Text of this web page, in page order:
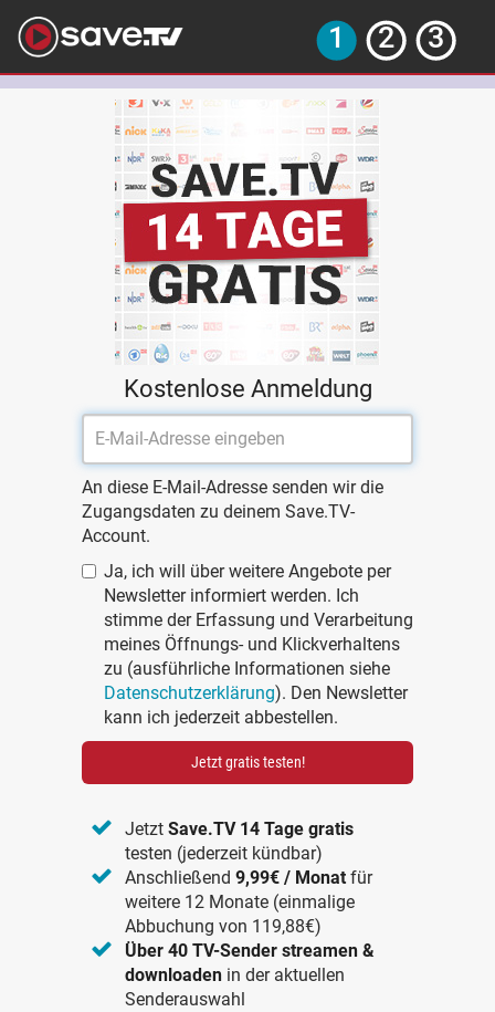
Kostenlose Anmeldung
An diese E-Mail-Adresse senden wir die
Zugangsdaten zu deinem Save.TV-
Account.
Ja, ich will über weitere Angebote per
Newsletter informiert werden. Ich
stimme der Erfassung und Verarbeitung
meines Öffnungs- und Klickverhaltens
zu (ausführliche Informationen siehe
Datenschutzerklärung). Den Newsletter
kann ich jederzeit abbestellen.
Jetzt gratis testen!
JetztSave.TV 14 Tage gratis
testen (jederzeit kündbar)
Anschließend9,99€ / Monat für
weitere 12 Monate (einmalige
Abbuchung von 119,88€)
Über 40 TV-Sender streamen &
downloaden in der aktuellen
Senderauswahl